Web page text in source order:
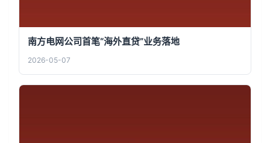
南方电网公司首笔“海外直贷”业务落地
2026-05-07